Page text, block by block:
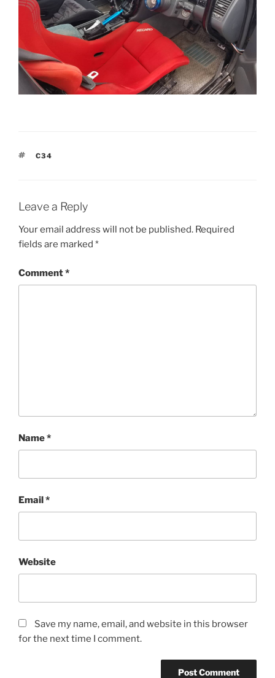
TAGS
C34
Leave a Reply
Your email address will not be published. Required
fields are marked *
Comment*
Name*
Email*
Website
Save my name, email, and website in this browser
for the next time I comment.